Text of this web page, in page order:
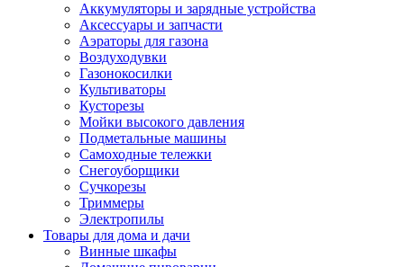
Аккумуляторы и зарядные устройства
Аксессуары и запчасти
Аэраторы для газона
Воздуходувки
Газонокосилки
Культиваторы
Кусторезы
Мойки высокого давления
Подметальные машины
Самоходные тележки
Снегоуборщики
Сучкорезы
Триммеры
Электропилы
Товары для дома и дачи
Винные шкафы